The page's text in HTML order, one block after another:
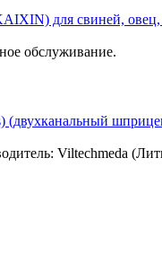
для свиней,
обслуживание.
(двухканальный
Viltechmeda